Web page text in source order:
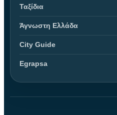
Ταξίδια
Άγνωστη Ελλάδα
City Guide
Egrapsa